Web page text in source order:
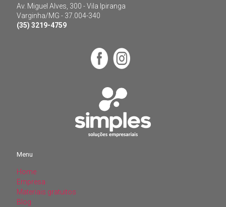
Menu
Av. Miguel Alves, 300 - Vila Ipiranga
Varginha/MG - 37.004-340
(35) 3219-4759
Menu
Home
Empresa
Materiais gratuitos
Blog